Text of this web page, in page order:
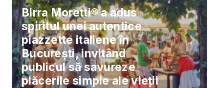
Birra Moretti® a adus
spiritul unei autentice
piazzette italiene în
București, invitând
publicul să savureze
plăcerile simple ale vieții